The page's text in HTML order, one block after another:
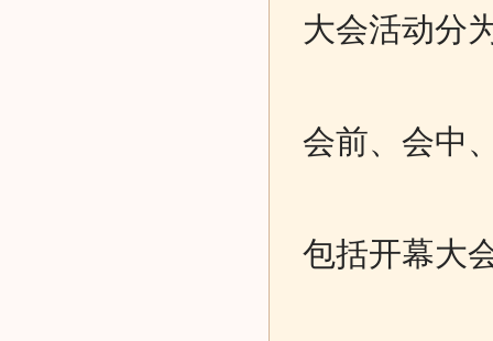
大会活动分
会前、会中
包括开幕大